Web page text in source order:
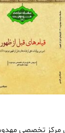
مرکز تخصصی